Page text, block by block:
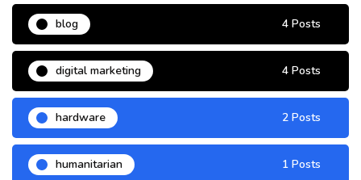
blog 4 Posts
digital marketing 4 Posts
hardware 2 Posts
humanitarian 1 Posts